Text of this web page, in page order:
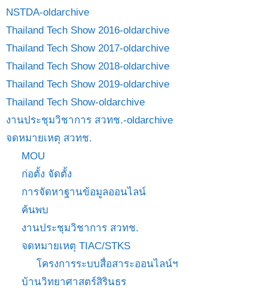
NSTDA-oldarchive
Thailand Tech Show 2016-oldarchive
Thailand Tech Show 2017-oldarchive
Thailand Tech Show 2018-oldarchive
Thailand Tech Show 2019-oldarchive
Thailand Tech Show-oldarchive
งานประชุมวิชาการ สวทช.-oldarchive
จดหมายเหตุ สวทช.
MOU
ก่อตั้ง จัดตั้ง
การจัดหาฐานข้อมูลออนไลน์
ค้นพบ
งานประชุมวิชาการ สวทช.
จดหมายเหตุ TIAC/STKS
โครงการระบบสื่อสาระออนไลน์ฯ
บ้านวิทยาศาสตร์สิรินธร